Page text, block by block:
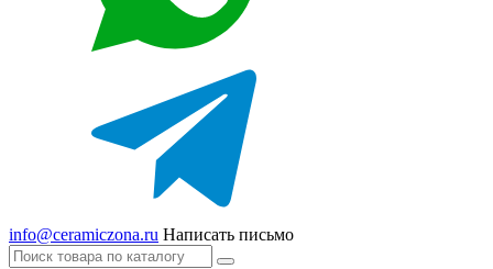
info@ceramiczona.ru Написать письмо